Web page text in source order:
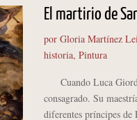
El martirio de
por Gloria Martínez
historia, Pintura
Cuando Luca
consagrado. Su
diferentes príncipes de